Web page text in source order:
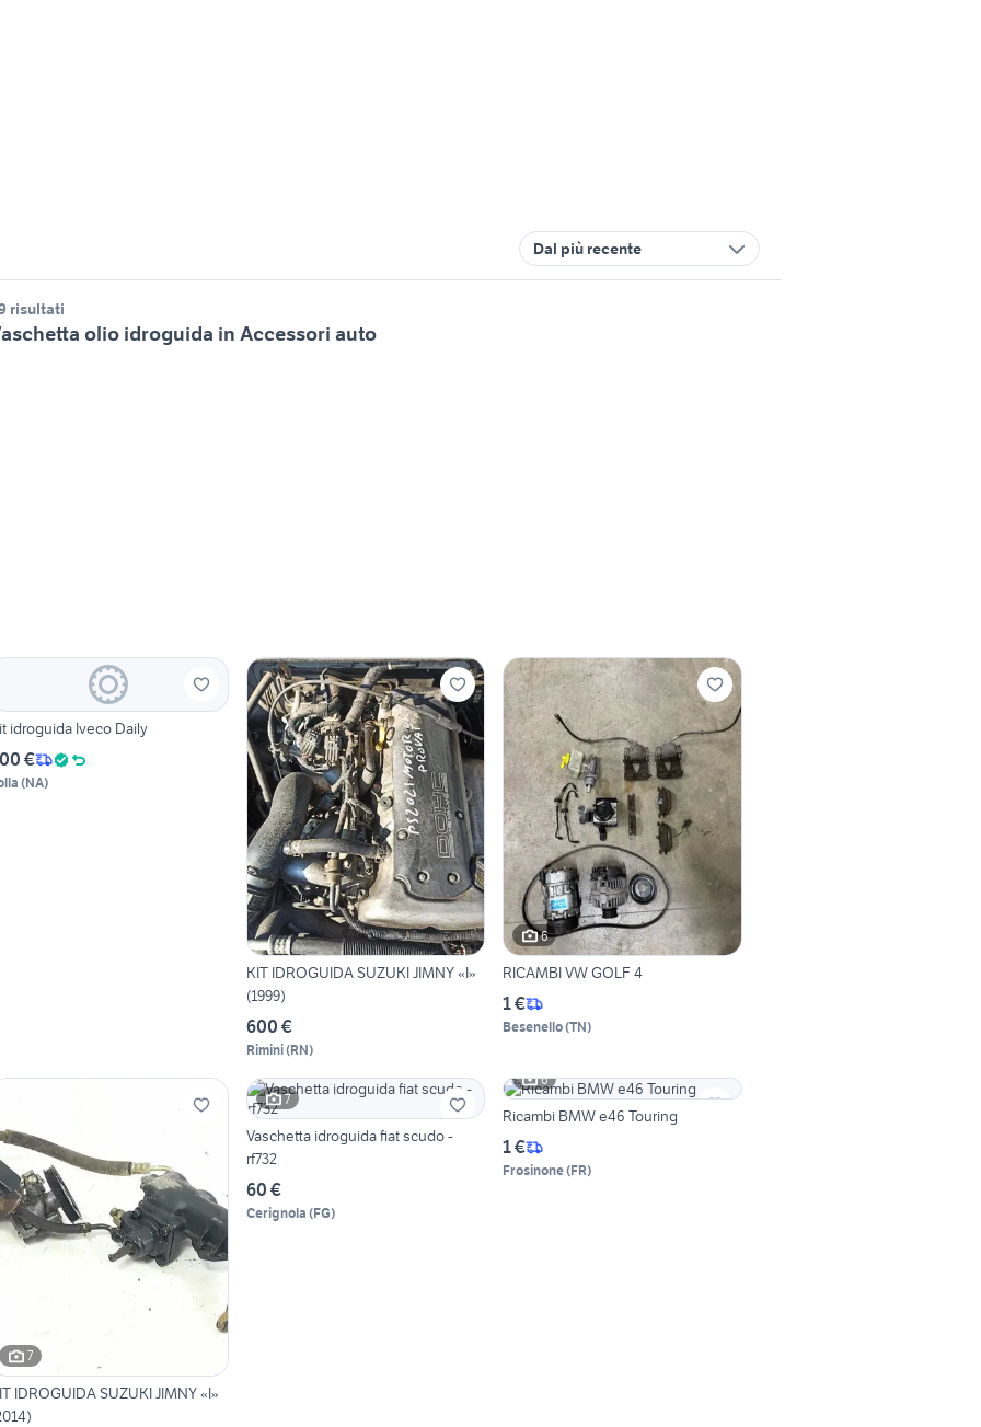
Dal più recente
risultati
olio idroguida in Accessori auto
idroguida Iveco Daily
€
(NA)
KIT IDROGUIDA SUZUKI JIMNY «I»
(1999)
600 €
Rimini(RN)
6
RICAMBI VW GOLF 4
1 €
Besenello(TN)
7
IDROGUIDA SUZUKI JIMNY «I»
7
Vaschetta idroguida fiat scudo -
rf732
60 €
Cerignola (FG)
6
Ricambi BMW e46 Touring
1 €
Frosinone(FR)